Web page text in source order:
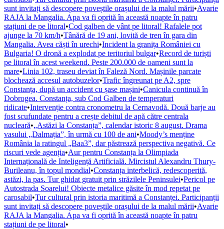
sunt invitați să descopere poveștile orașului de la malul mării•Avarie
RAJA la Mangalia. Apa va fi oprită în această noapte în patru
stațiuni de pe litoral•Cod galben de vânt pe litoral! Rafalele pot
ajunge la 70 km/h•Tânără de 19 ani, lovită de tren în gara din
Mangalia. Avea căști în urechi•Incident la granița României cu
Bulgaria! O dronă a explodat pe teritoriul bulgar•Record de turiști
pe litoral în acest weekend. Peste 200.000 de oameni sunt la
mare•Linia 102, traseu deviat în Faleză Nord. Mașinile parcate
blochează accesul autobuzelor•Trafic îngreunat pe A2, spre
Constanța, după un accident cu șase mașini•Canicula continuă în
Dobrogea. Constanța, sub Cod Galben de temperaturi
ridicate•Intervenție contra cronometru la Cernavodă. Două barje au
fost scufundate pentru a crește debitul de apă către centrala
nucleară•„Astăzi la Constanța”, calendar istoric 8 august. Drama
vasului „Dalmația”, în urmă cu 100 de ani•Moody’s menține
România la ratingul „Baa3”, dar păstrează perspectiva negativă. Ce
riscuri vede agenția•Aur pentru Constanța la Olimpiada
Internațională de Inteligență Artificială. Mircistul Alexandru Thury-
Burileanu, în topul mondial•Constanța interbelică, redescoperită,
astăzi, la pas. Tur ghidat gratuit prin străzilele Peninsulei•Pericol pe
Autostrada Soarelui! Obiecte metalice găsite în mod repetat pe
carosabil•Tur cultural prin istoria maritimă a Constanței. Participanții
sunt invitați să descopere poveștile orașului de la malul mării•Avarie
RAJA la Mangalia. Apa va fi oprită în această noapte în patru
stațiuni de pe litoral•